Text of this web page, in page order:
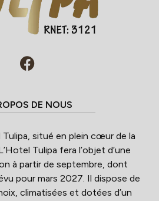
DE NOUS
Tulipa, situé en plein cœur de la
Tulipa fera l’objet d’une
à partir de septembre, dont
pour mars 2027. Il dispose de
climatisées et dotées d’un